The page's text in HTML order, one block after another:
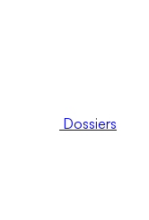
Dossiers